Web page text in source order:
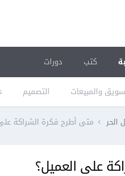
والمبيعات التصميم
كتب دورات
الحر متى أطرح فكرة الشراكة
على العميل؟